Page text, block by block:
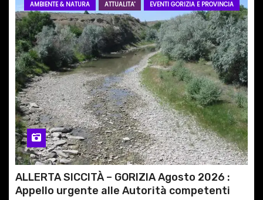
AMBIENTE & NATURA ATTUALITA' EVENTI GORIZIA E PROVINCIA
ALLERTA SICCITÀ – GORIZIA Agosto 2026 :
Appello urgente alle Autorità competenti